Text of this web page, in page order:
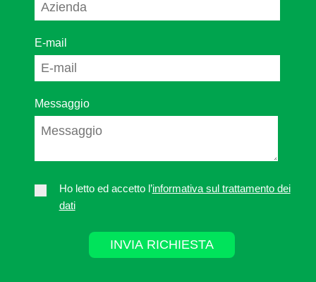
E-mail
Messaggio
Ho letto ed accetto l’informativa sul trattamento dei
dati